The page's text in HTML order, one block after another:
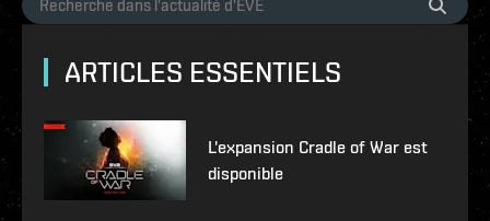
ARTICLES ESSENTIELS
L'expansion Cradle of War est
disponible